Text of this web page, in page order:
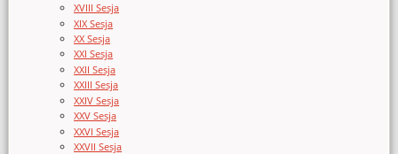
XVIII Sesja
XIX Sesja
XX Sesja
XXI Sesja
XXII Sesja
XXIII Sesja
XXIV Sesja
XXV Sesja
XXVI Sesja
XXVII Sesja